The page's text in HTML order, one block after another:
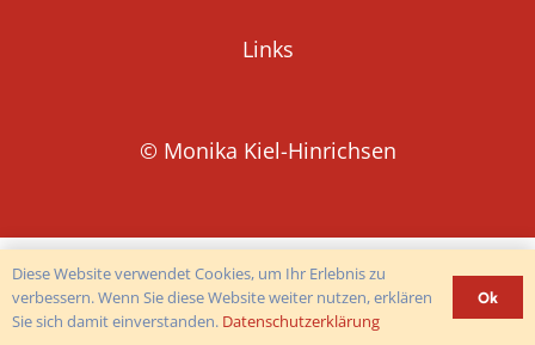
Links
© Monika Kiel-Hinrichsen
Diese Website verwendet Cookies, um Ihr Erlebnis zu
verbessern. Wenn Sie diese Website weiter nutzen, erklären
Sie sich damit einverstanden. Datenschutzerklärung
Ok